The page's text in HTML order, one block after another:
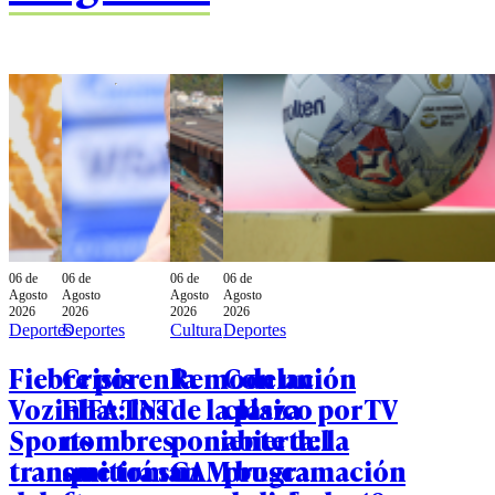
06 de
Agosto
2026
Deportes
Fiebre por
Vozinha: TNT
Sports
transmitirá su
06 de
Agosto
2026
Deportes
Crisis en la
FIFA: los
nombres
que toman
06 de
Agosto
2026
Cultura
Remodelación
de la plaza
poniente del
GAM busca
06 de
Agosto
2026
Deportes
Con un
clásico por TV
abierta: la
programación